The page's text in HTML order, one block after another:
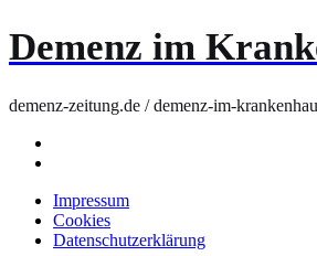
Demenz im
demenz-zeitung.de / demenz-im-
Impressum
Cookies
Datenschutzerklärung